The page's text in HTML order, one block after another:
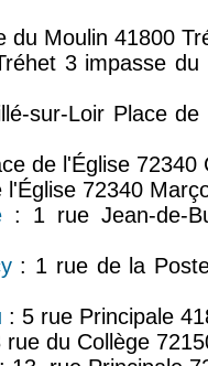
du Moulin 41800
3 impasse du
sur-Loir Place
de l'Église 72340
l'Église 72340
: 1 rue Jean-de-
: 1 rue de la
: 5 rue Principale
rue du Collège